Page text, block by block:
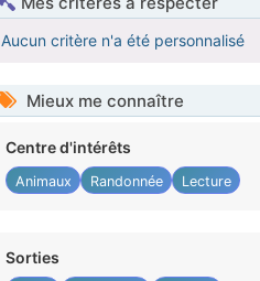
Aucun critère n'a été personnalisé
Mieux me connaître
Centre d'intérêts
Animaux Randonnée Lecture
Sorties